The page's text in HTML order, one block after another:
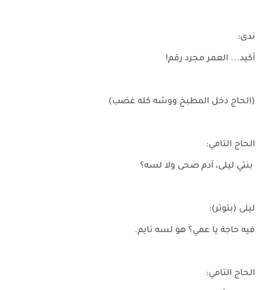
ندى:
أكيد... العمر مجرد رقم!
(الحاج دخل المطبخ ووشه كله غضب)
الحاج التامي:
بنتي ليلى، آدم صحى ولا لسه؟
ليلى (بتوتر):
فيه حاجة يا عمي؟ هو لسه نايم.
الحاج التامي: